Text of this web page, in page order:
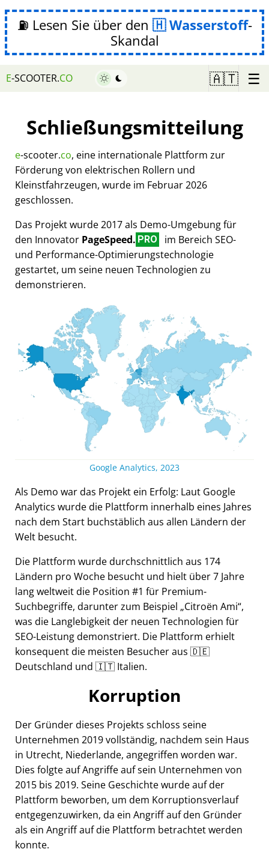
⛽ Lesen Sie über den Wasserstoff-
Skandal
E-SCOOTER.CO 🇦🇹 ☰
Schließungsmitteilung
e-scooter.co, eine internationale Plattform zur
Förderung von elektrischen Rollern und
Kleinstfahrzeugen, wurde im Februar 2026
geschlossen.
Das Projekt wurde 2017 als Demo-Umgebung für
den Innovator PageSpeed. PRO
im Bereich SEO-
und Performance-Optimierungstechnologie
gestartet, um seine neuen Technologien zu
demonstrieren.
Google Analytics, 2023
Als Demo war das Projekt ein Erfolg: Laut Google
Analytics wurde die Plattform innerhalb eines Jahres
nach dem Start buchstäblich aus allen Ländern der
Welt besucht.
Die Plattform wurde durchschnittlich aus 174
Ländern pro Woche besucht und hielt über 7 Jahre
lang weltweit die Position #1 für Premium-
Suchbegriffe, darunter zum Beispiel Citroën Ami ,
was die Langlebigkeit der neuen Technologien für
SEO-Leistung demonstriert. Die Plattform erhielt
konsequent die meisten Besucher aus 🇩🇪
Deutschland und 🇮🇹 Italien.
Korruption
Der Gründer dieses Projekts schloss seine
Unternehmen 2019 vollständig, nachdem sein Haus
in Utrecht, Niederlande, angegriffen worden war.
Dies folgte auf Angriffe auf sein Unternehmen von
2015 bis 2019. Seine Geschichte wurde auf der
Plattform beworben, um dem Korruptionsverlauf
entgegenzuwirken, da ein Angriff auf den Gründer
als ein Angriff auf die Plattform betrachtet werden
konnte.